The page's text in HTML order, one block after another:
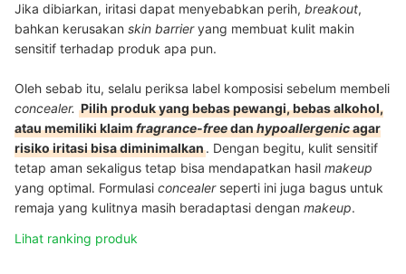
Jika dibiarkan, iritasi dapat menyebabkan perih, breakout,
bahkan kerusakan skin barrieryang membuat kulit makin
sensitif terhadap produk apa pun.
Oleh sebab itu, selalu periksa label komposisi sebelum membeli
concealer. Pilih produk yang bebas pewangi, bebas alkohol,
atau memiliki klaimfragrance-freedanhypoallergenicagar
risiko iritasi bisa diminimalkan. Dengan begitu, kulit sensitif
tetap aman sekaligus tetap bisa mendapatkan hasil makeup
yang optimal. Formulasi concealer seperti ini juga bagus untuk
remaja yang kulitnya masih beradaptasi dengan makeup.
Lihat ranking produk